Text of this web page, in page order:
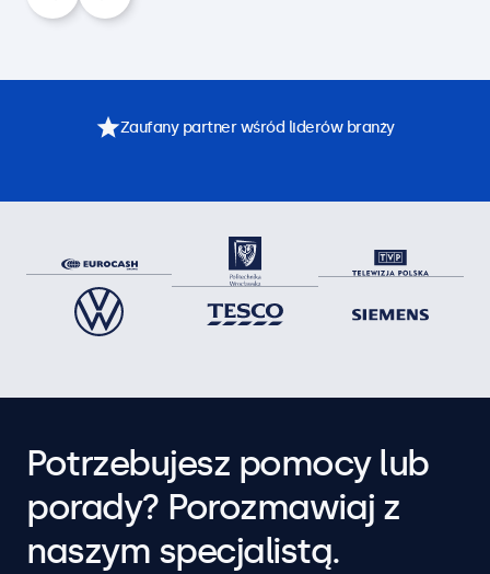
Zaufany partner wśród liderów branży
Potrzebujesz pomocy lub
porady? Porozmawiaj z
naszym specjalistą.